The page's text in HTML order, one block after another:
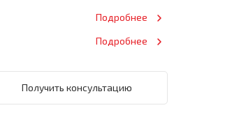
Подробнее
Подробнее
Получить консультацию